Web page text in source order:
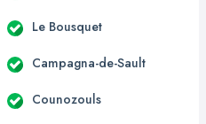
Le Bousquet
Campagna-de-Sault
Counozouls